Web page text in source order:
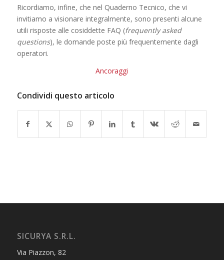
Ricordiamo, infine, che nel Quaderno Tecnico, che vi
invitiamo a visionare integralmente, sono presenti alcune
utili risposte alle cosiddette FAQ (frequently asked
questions), le domande poste più frequentemente dagli
operatori.
Ancoraggi
Condividi questo articolo
SICURYA S.R.L.
Via Piazzon, 82